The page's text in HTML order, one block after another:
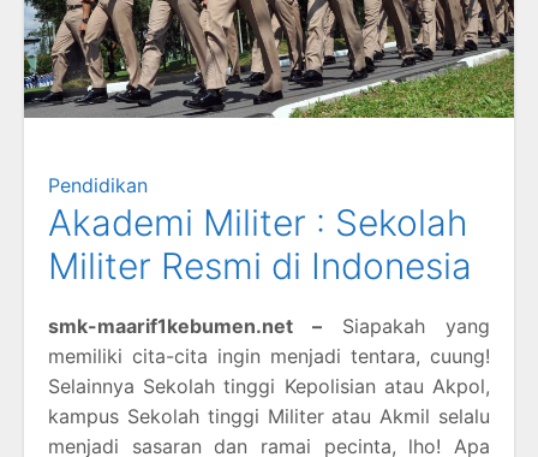
Pendidikan
Akademi Militer : Sekolah
Militer Resmi di Indonesia
smk-maarif1kebumen.net – Siapakah yang
memiliki cita-cita ingin menjadi tentara, cuung!
Selainnya Sekolah tinggi Kepolisian atau Akpol,
kampus Sekolah tinggi Militer atau Akmil selalu
menjadi sasaran dan ramai pecinta, lho! Apa